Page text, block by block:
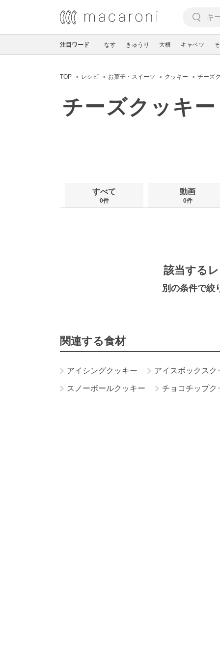
注目ワード なす きゅうり 大根 キャベツ
TOP レシピ お菓子・スイーツ クッキー チーズ
チーズクッキ
すべて
0件
動画
0件
該当する
別の条件で絞
関連する食材
アイシングクッキー アイスボックスク
スノーボールクッキー チョコチップク